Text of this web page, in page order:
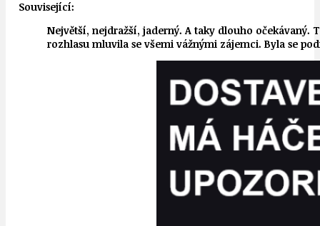
Související:
Největší, nejdražší, jaderný. A taky dlouho očekávaný.
rozhlasu mluvila se všemi vážnými zájemci. Byla se